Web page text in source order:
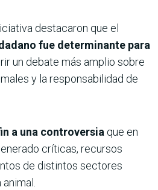
destacaron que el
fue determinante para
un debate más amplio sobre
y la responsabilidad de
a una controversia que en
críticas, recursos
de distintos sectores